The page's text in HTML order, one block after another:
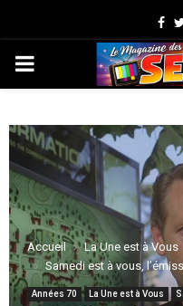
PRIMARY
Accueil
La Une est à Vous
Samedi est à vous,
Années 70 La Une est à Vous